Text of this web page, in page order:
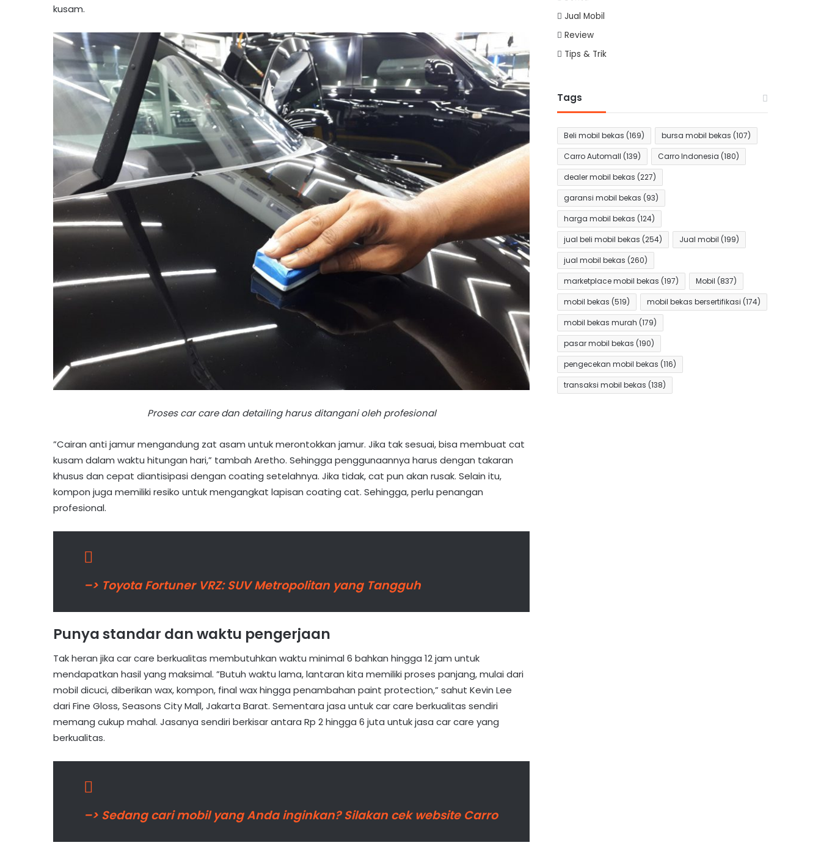
kusam.
Proses car care dan detailing harus ditangani oleh profesional
”Cairan anti jamur mengandung zat asam untuk merontokkan jamur. Jika tak sesuai, bisa membuat cat
kusam dalam waktu hitungan hari,” tambah Aretho. Sehingga penggunaannya harus dengan takaran
khusus dan cepat diantisipasi dengan coating setelahnya. Jika tidak, cat pun akan rusak. Selain itu,
kompon juga memiliki resiko untuk mengangkat lapisan coating cat. Sehingga, perlu penangan
profesional.
–> Toyota Fortuner VRZ: SUV Metropolitan yang Tangguh
Punya standar dan waktu pengerjaan
Tak heran jika car care berkualitas membutuhkan waktu minimal 6 bahkan hingga 12 jam untuk
mendapatkan hasil yang maksimal. ”Butuh waktu lama, lantaran kita memiliki proses panjang, mulai dari
mobil dicuci, diberikan wax, kompon, final wax hingga penambahan paint protection,” sahut Kevin Lee
dari Fine Gloss, Seasons City Mall, Jakarta Barat. Sementara jasa untuk car care berkualitas sendiri
memang cukup mahal. Jasanya sendiri berkisar antara Rp 2 hingga 6 juta untuk jasa car care yang
berkualitas.
–> Sedang cari mobil yang Anda inginkan? Silakan cek website Carro
Jual Mobil
Review
Tips & Trik
Tags
Beli mobil bekas (169) bursa mobil bekas (107)
Carro Automall (139) Carro Indonesia (180)
dealer mobil bekas (227)
garansi mobil bekas (93)
harga mobil bekas (124)
jual beli mobil bekas (254) Jual mobil (199)
jual mobil bekas (260)
marketplace mobil bekas (197) Mobil (837)
mobil bekas (519) mobil bekas bersertifikasi (174)
mobil bekas murah (179)
pasar mobil bekas (190)
pengecekan mobil bekas (116)
transaksi mobil bekas (138)